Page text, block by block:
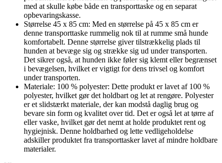
med at skulle købe både en transporttaske og en separat
opbevaringskasse.
Størrelse 45 x 85 cm: Med en størrelse på 45 x 85 cm er
denne transporttaske rummelig nok til at rumme små hunde
komfortabelt. Denne størrelse giver tilstrækkelig plads til
hunden at bevæge sig og strække sig ud under transporten.
Det sikrer også, at hunden ikke føler sig klemt eller begrænset
i bevægelsen, hvilket er vigtigt for dens trivsel og komfort
under transporten.
Materiale: 100 % polyester: Dette produkt er lavet af 100 %
polyester, hvilket gør det holdbart og let at rengøre. Polyester
er et slidstærkt materiale, der kan modstå daglig brug og
bevare sin form og kvalitet over tid. Det er også let at tørre af
eller vaske, hvilket gør det nemt at holde produktet rent og
hygiejnisk. Denne holdbarhed og lette vedligeholdelse
adskiller produktet fra transporttasker lavet af mindre holdbare
materialer.